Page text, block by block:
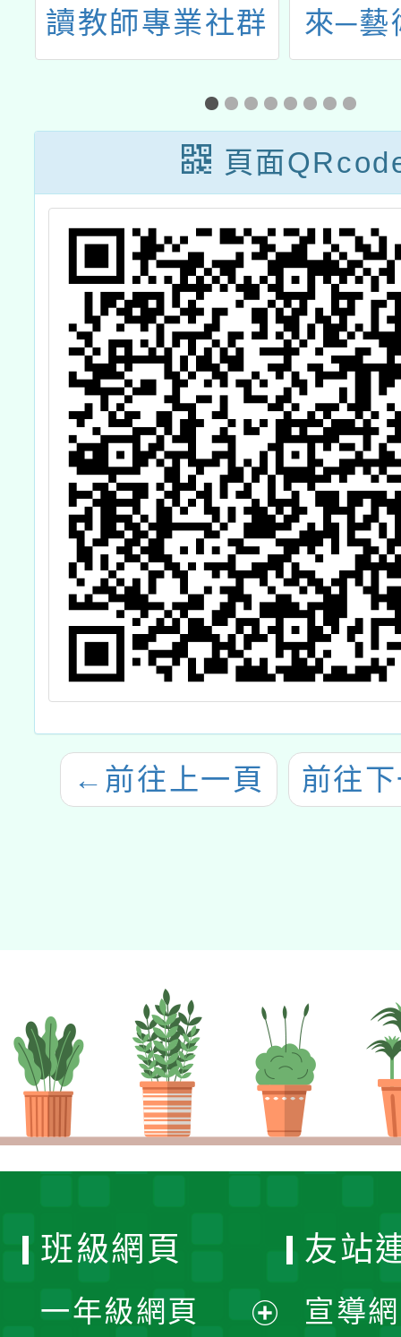
讀教師專業社群
研習
來─藝
廣國
作坊
請，
校、
中、
躍
頁面
← 前往上一頁 前往
班級網頁
一年級網頁
友站
宣導